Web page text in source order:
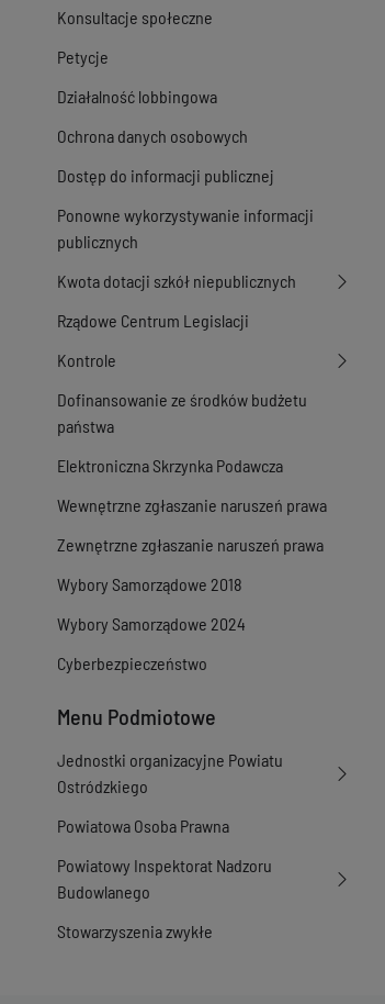
Konsultacje społeczne
Petycje
Działalność lobbingowa
Ochrona danych osobowych
Dostęp do informacji publicznej
Ponowne wykorzystywanie informacji
publicznych
Kwota dotacji szkół niepublicznych
Rządowe Centrum Legislacji
Kontrole
Dofinansowanie ze środków budżetu
państwa
Elektroniczna Skrzynka Podawcza
Wewnętrzne zgłaszanie naruszeń prawa
Zewnętrzne zgłaszanie naruszeń prawa
Wybory Samorządowe 2018
Wybory Samorządowe 2024
Cyberbezpieczeństwo
Menu Podmiotowe
Jednostki organizacyjne Powiatu
Ostródzkiego
Powiatowa Osoba Prawna
Powiatowy Inspektorat Nadzoru
Budowlanego
Stowarzyszenia zwykłe